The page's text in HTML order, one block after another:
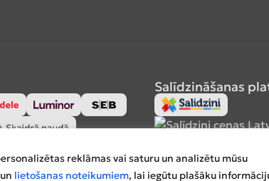
reklāmas vai saturu un analizētu mūsu
un lietošanas noteikumiem, lai iegūtu plašāku
Salīdzināšanas